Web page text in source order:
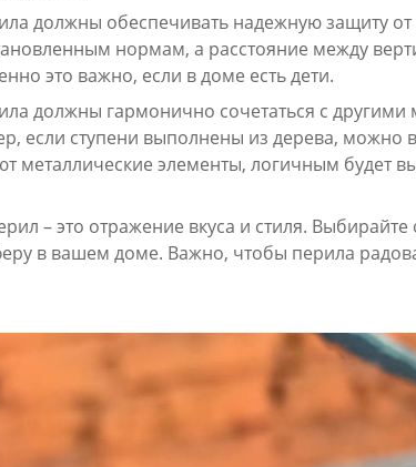
должны обеспечивать надежную защиту
нормам, а расстояние между
это важно, если в доме есть дети.
должны гармонично сочетаться с
если ступени выполнены из дерева, можно
металлические элементы, логичным будет
– это отражение вкуса и стиля.
в вашем доме. Важно, чтобы перила